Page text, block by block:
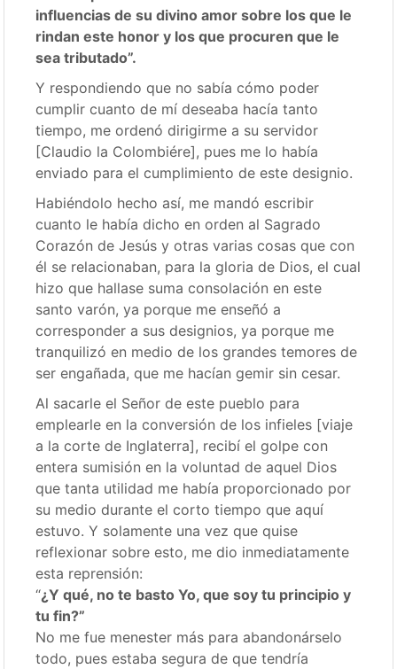
influencias de su divino amor sobre los que le
rindan este honor y los que procuren que le
sea tributado”.
Y respondiendo que no sabía cómo poder
cumplir cuanto de mí deseaba hacía tanto
tiempo, me ordenó dirigirme a su servidor
[Claudio la Colombiére], pues me lo había
enviado para el cumplimiento de este designio.
Habiéndolo hecho así, me mandó escribir
cuanto le había dicho en orden al Sagrado
Corazón de Jesús y otras varias cosas que con
él se relacionaban, para la gloria de Dios, el cual
hizo que hallase suma consolación en este
santo varón, ya porque me enseñó a
corresponder a sus designios, ya porque me
tranquilizó en medio de los grandes temores de
ser engañada, que me hacían gemir sin cesar.
Al sacarle el Señor de este pueblo para
emplearle en la conversión de los infieles [viaje
a la corte de Inglaterra], recibí el golpe con
entera sumisión en la voluntad de aquel Dios
que tanta utilidad me había proporcionado por
su medio durante el corto tiempo que aquí
estuvo. Y solamente una vez que quise
reflexionar sobre esto, me dio inmediatamente
esta reprensión:
“¿Y qué, no te basto Yo, que soy tu principio y
tu fin?”
No me fue menester más para abandonárselo
todo, pues estaba segura de que tendría